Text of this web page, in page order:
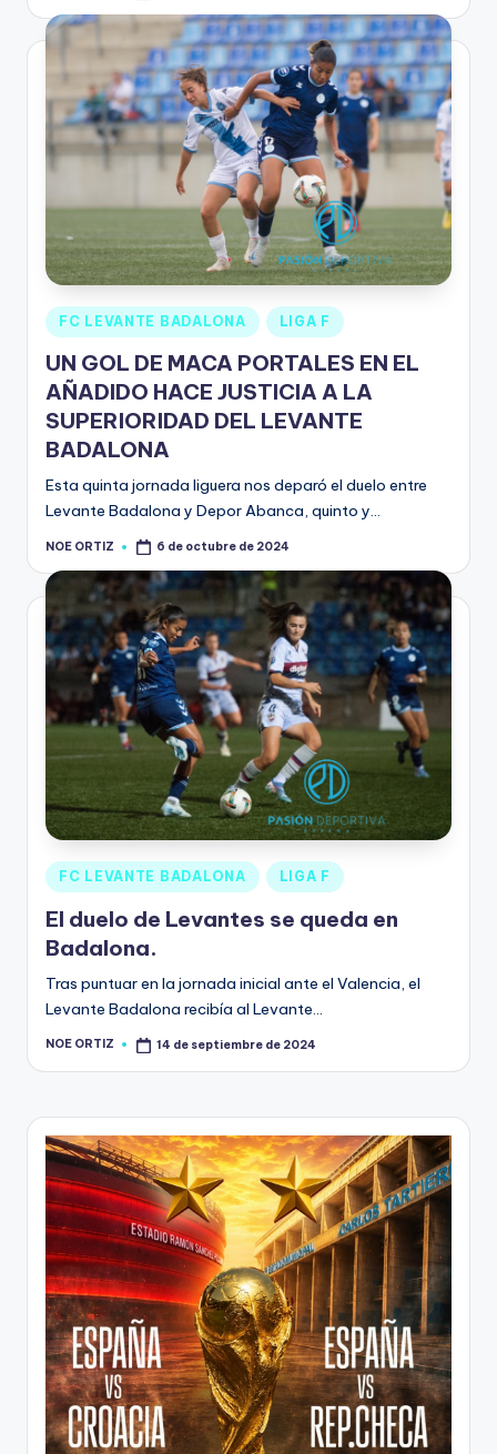
FC LEVANTE BADALONA LIGA F
UN GOL DE MACA PORTALES EN EL
AÑADIDO HACE JUSTICIA A LA
SUPERIORIDAD DEL LEVANTE
BADALONA
Esta quinta jornada liguera nos deparó el duelo entre
Levante Badalona y Depor Abanca, quinto y…
NOE ORTIZ 6 de octubre de 2024
FC LEVANTE BADALONA LIGA F
El duelo de Levantes se queda en
Badalona.
Tras puntuar en la jornada inicial ante el Valencia, el
Levante Badalona recibía al Levante…
NOE ORTIZ 14 de septiembre de 2024